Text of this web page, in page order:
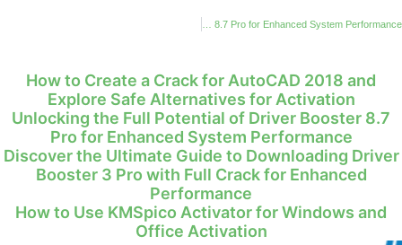
How to Create a Crack for AutoCAD 2018 and
Explore Safe Alternatives for Activation
Unlocking the Full Potential of Driver Booster 8.7
Pro for Enhanced System Performance
Discover the Ultimate Guide to Downloading Driver
Booster 3 Pro with Full Crack for Enhanced
Performance
How to Use KMSpico Activator for Windows and
Office Activation